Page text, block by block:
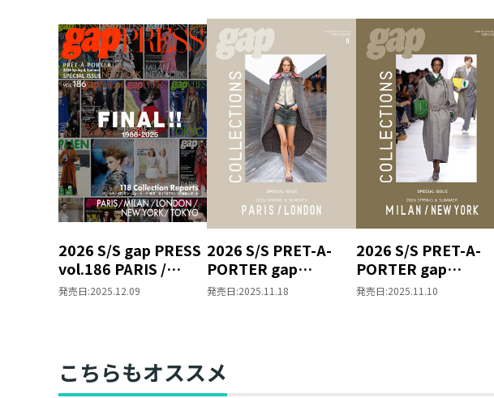
2026 S/S gap PRESS
vol.186 PARIS /
MILAN / LONDON /
発売日:2025.12.09
2026 S/S PRET-A-
PORTER gap
COLLECTIONS
発売日:2025.11.18
2026 S/S PRET-A-
PORTER gap
COLLECTIONS
発売日:2025.11.10
こちらもオススメ